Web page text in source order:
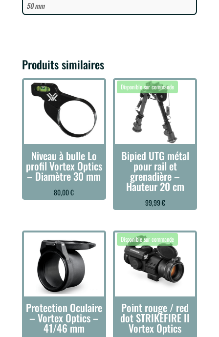
50 mm
Produits similaires
Niveau à bulle Lo
profil Vortex Optics
– Diamètre 30 mm
80,00€
Bipied UTG métal
pour rail et
grenadière –
Hauteur 20 cm
99,99€
Protection Oculaire
– Vortex Optics –
41/46 mm
Point rouge / red
dot STRIKEFIRE II
Vortex Optics